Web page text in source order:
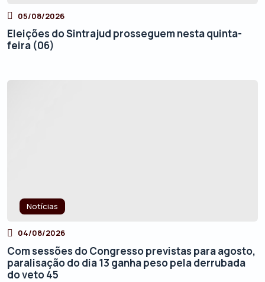
05/08/2026
Eleições do Sintrajud prosseguem nesta quinta-
feira (06)
Notícias
04/08/2026
Com sessões do Congresso previstas para agosto,
paralisação do dia 13 ganha peso pela derrubada
do veto 45